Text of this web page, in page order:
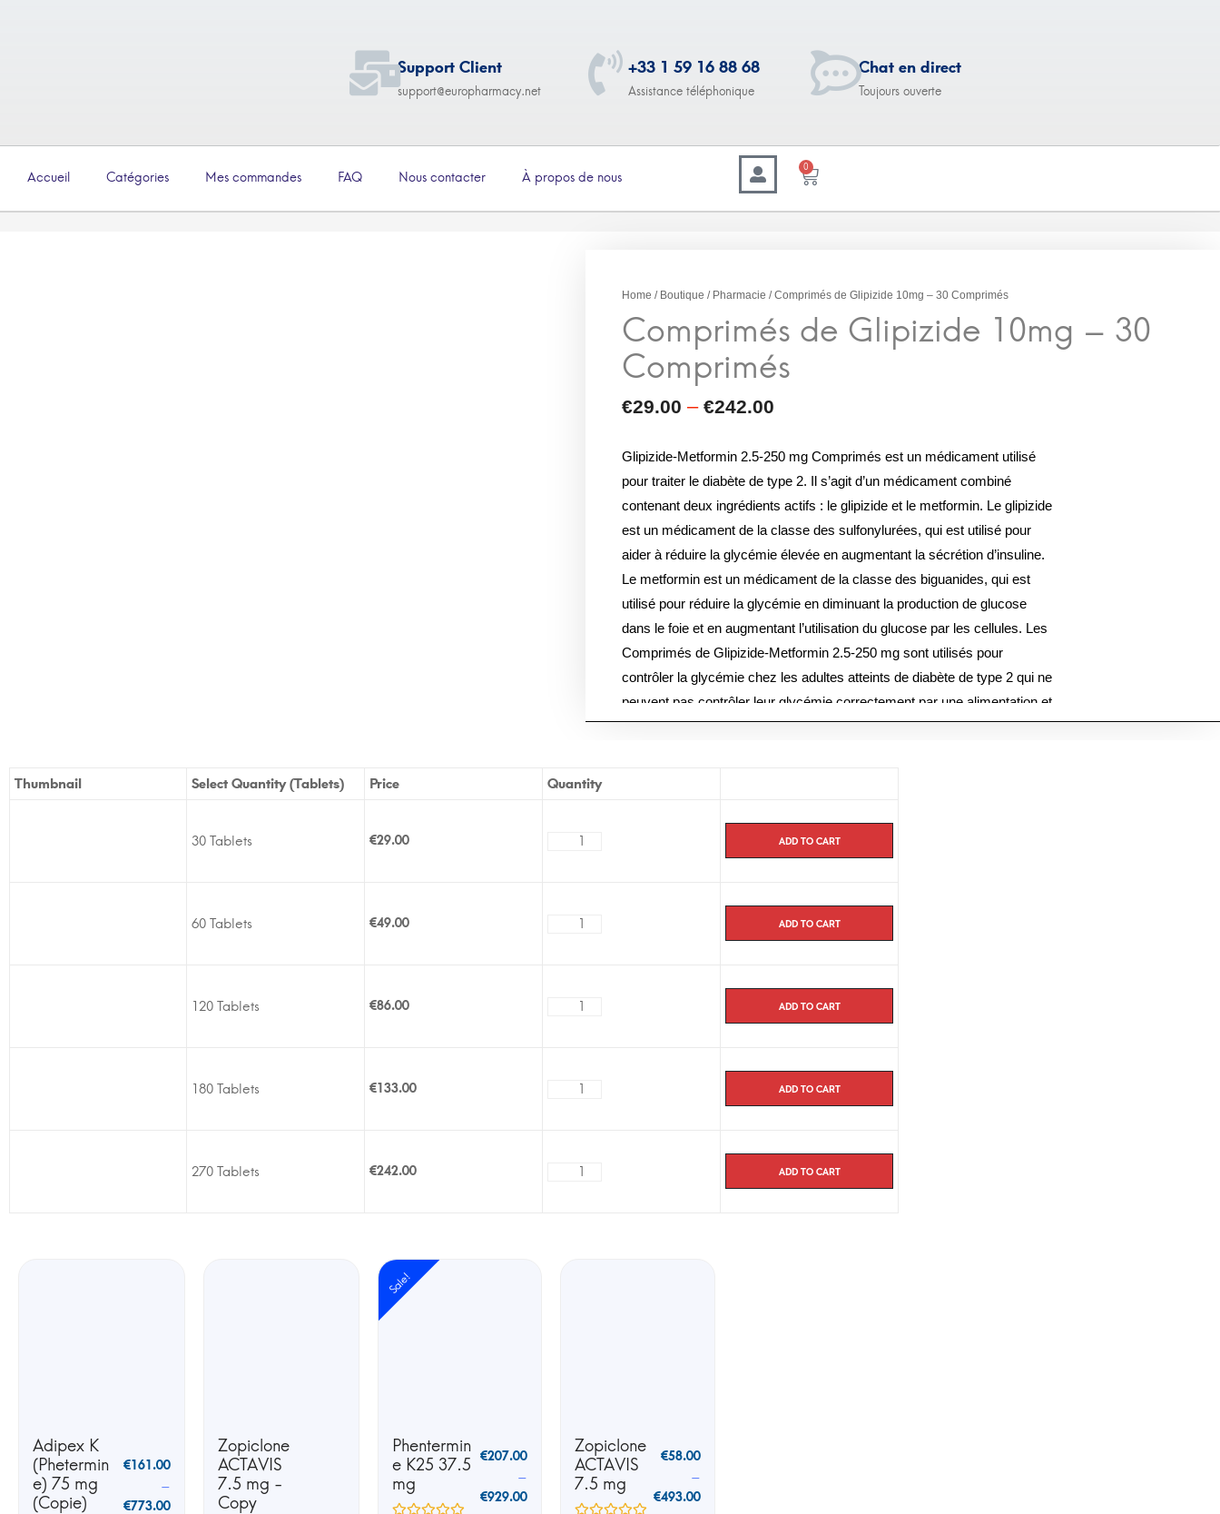
Support Client
support@europharmacy.net
+33 1 59 16 88 68
Assistance téléphonique
Chat en direct
Toujours ouverte
Accueil Catégories Mes commandes FAQ Nous contacter À propos de nous
0
Home / Boutique / Pharmacie / Comprimés de Glipizide 10mg – 30 Comprimés
Comprimés
Glipizide-Metformin 2.5-250 mg Comprimés est un médicament utilisé
pour traiter le diabète de type 2. Il s’agit d’un médicament combiné
contenant deux ingrédients actifs : le glipizide et le metformin. Le glipizide
est un médicament de la classe des sulfonylurées, qui est utilisé pour
aider à réduire la glycémie élevée en augmentant la sécrétion d’insuline.
Le metformin est un médicament de la classe des biguanides, qui est
utilisé pour réduire la glycémie en diminuant la production de glucose
dans le foie et en augmentant l’utilisation du glucose par les cellules. Les
Comprimés de Glipizide-Metformin 2.5-250 mg sont utilisés pour
contrôler la glycémie chez les adultes atteints de diabète de type 2 qui ne
peuvent pas contrôler leur glycémie correctement par une alimentation et
un exercice seuls. La dose recommandée est généralement de 1
médicament et la livraison à l’Europe prend environ 7 jours.
Thumbnail Select Quantity (Tablets) Price Quantity
30 Tablets €29.00 Add to cart
60 Tablets €49.00 Add to cart
120 Tablets €86.00 Add to cart
180 Tablets €133.00 Add to cart
270 Tablets €242.00 Add to cart
Adipex K
(Phetermin
e) 75 mg
(Copie)
€161.00
–
€773.00
Zopiclone
ACTAVIS
7.5 mg -
Copy
Sale!
Phentermin
e K25 37.5
mg
€207.00
–
€929.00
Zopiclone
ACTAVIS
7.5 mg
€58.00
–
€493.00